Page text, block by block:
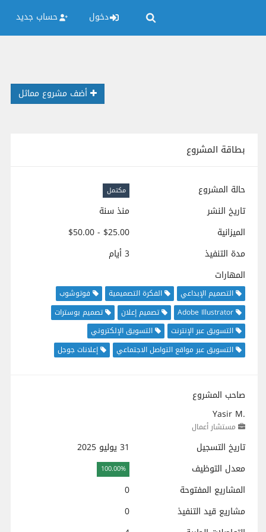
دخول حساب جديد
أضف مشروع مماثل
بطاقة المشروع
حالة المشروع مكتمل
تاريخ النشر
منذ سنة
الميزانية
$25.00 - $50.00
مدة التنفيذ
3 أيام
المهارات
التصميم الإبداعي الفكرة التصميمية
فوتوشوب
Adobe Illustrator
تصميم إعلان
تصميم بوسترات
التسويق عبر الإنترنت
التسويق الإلكتروني
التسويق عبر مواقع التواصل الاجتماعي
إعلانات جوجل
صاحب المشروع
Yasir M.
مستشار أعمال
تاريخ التسجيل
31 يوليو 2025
معدل التوظيف
100.00%
المشاريع المفتوحة
0
مشاريع قيد التنفيذ
0